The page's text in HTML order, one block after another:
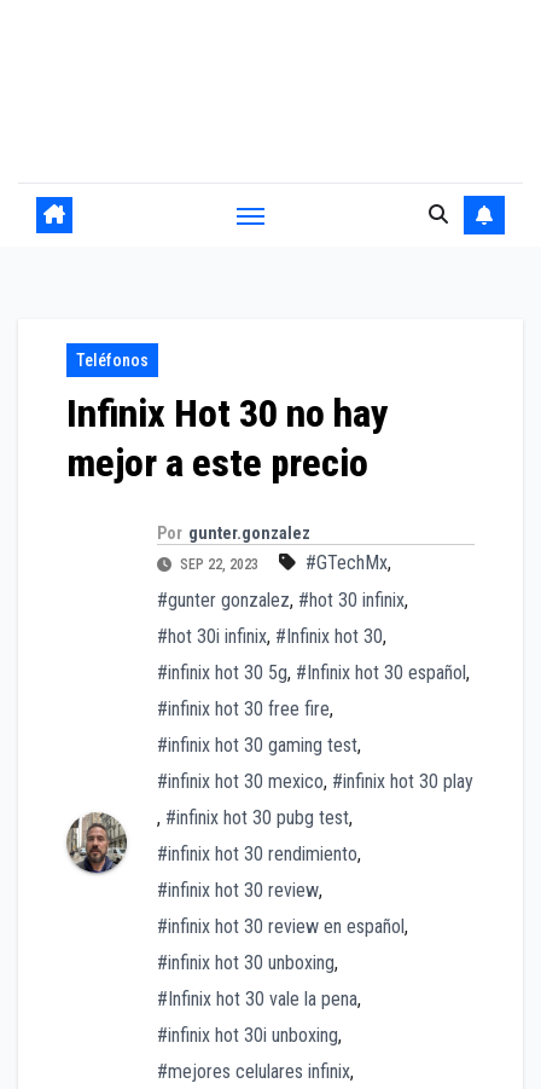
Teléfonos
Infinix Hot 30 no hay
mejor a este precio
Por gunter.gonzalez
SEP 22, 2023 #GTechMx,
#gunter gonzalez, #hot 30 infinix,
#hot 30i infinix, #Infinix hot 30,
#infinix hot 30 5g, #Infinix hot 30 español,
#infinix hot 30 free fire,
#infinix hot 30 gaming test,
#infinix hot 30 mexico, #infinix hot 30 play
, #infinix hot 30 pubg test,
#infinix hot 30 rendimiento,
#infinix hot 30 review,
#infinix hot 30 review en español,
#infinix hot 30 unboxing,
#Infinix hot 30 vale la pena,
#infinix hot 30i unboxing,
#mejores celulares infinix,